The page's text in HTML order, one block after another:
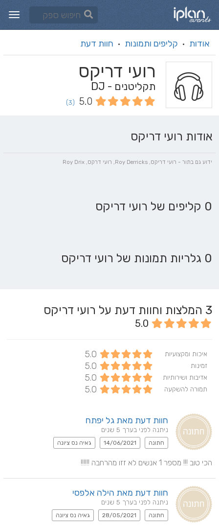
אודות · קליפים ותמונות · חוות דעת
רועי דריקס
תקליטנים - DJ
5.0
(3)
אודות רועי דריקס
ידוע גם בתור - רועי דריקס, Roy Derricks, רועי דרקס, Roy Drix
0 קליפים של רועי דריקס
0 גלריות תמונות של רועי דריקס
3 המלצות וחוות דעת על רועי דריקס
5.0
איכות ומקצועיות 5.0
זמינות 5.0
אדיבות ושירותיות 5.0
תמורה להשקעה 5.0
חוות דעת מאת גל יפתח
ניתנה לפני בערך 5 שנים
חתונה 14/06/2021 גאיה נס ציונה
הכי טוב !!! מספר 1 אנשים לא זזו מהרחבה !!!!!!
חוות דעת מאת הילה אלפסי
ניתנה לפני בערך 5 שנים
חתונה 28/05/2021 גאיה נס ציונה